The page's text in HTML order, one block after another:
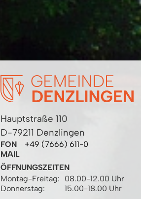
Hauptstraße 110
D-79211 Denzlingen
FON
+49 (7666) 611-0
MAIL
ÖFFNUNGSZEITEN
Montag-Freitag:
08.00-12.00 Uhr
Donnerstag:
15.00-18.00 Uhr